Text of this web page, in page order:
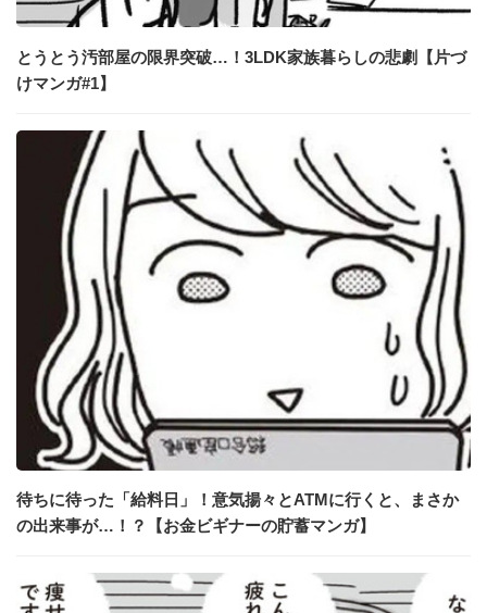
とうとう汚部屋の限界突破…！3LDK家族暮らしの悲劇【片づ
けマンガ#1】
待ちに待った「給料日」！意気揚々とATMに行くと、まさか
の出来事が…！？【お金ビギナーの貯蓄マンガ】